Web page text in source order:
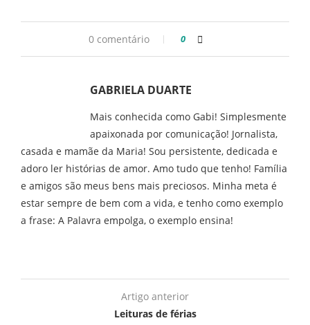
0 comentário 0
GABRIELA DUARTE
Mais conhecida como Gabi! Simplesmente
apaixonada por comunicação! Jornalista,
casada e mamãe da Maria! Sou persistente, dedicada e
adoro ler histórias de amor. Amo tudo que tenho! Família
e amigos são meus bens mais preciosos. Minha meta é
estar sempre de bem com a vida, e tenho como exemplo
a frase: A Palavra empolga, o exemplo ensina!
Artigo anterior
Leituras de férias